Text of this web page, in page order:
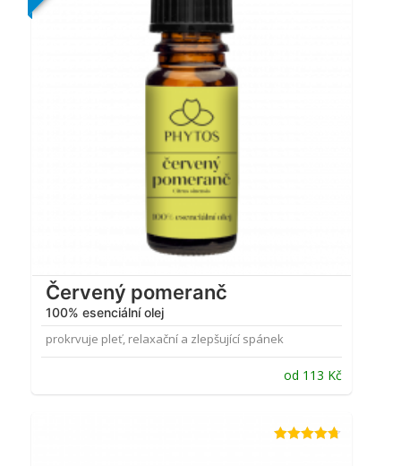
Červený pomeranč
100% esenciální olej
prokrvuje pleť, relaxační a zlepšující spánek
od 113 Kč